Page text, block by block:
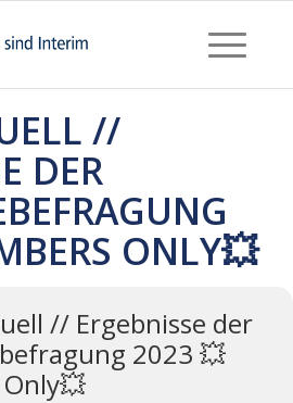
//
DER
ONLY💥
// Ergebnisse der
2023 💥